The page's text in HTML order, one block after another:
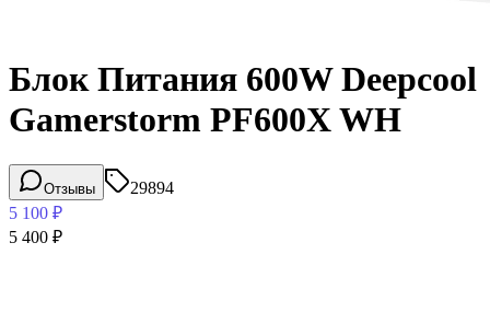
Блок Питания 600W Deepcool
Gamerstorm PF600X WH
Отзывы
29894
5 100 ₽
5 400 ₽